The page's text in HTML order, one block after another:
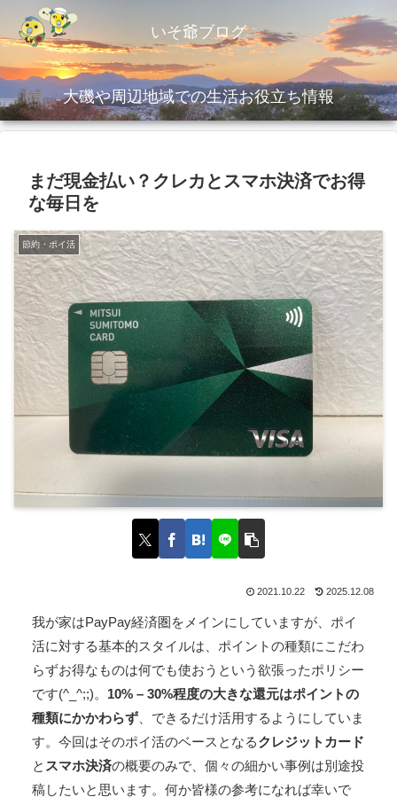
いそ爺ブログ
大磯や周辺地域での生活お役立ち情報
まだ現金払い？クレカとスマホ決済でお得
な毎日を
節約・ポイ活
2021.10.22 2025.12.08
我が家はPayPay経済圏をメインにしていますが、ポイ
活に対する基本的スタイルは、ポイントの種類にこだわ
らずお得なものは何でも使おうという欲張ったポリシー
です(^_^;;)。 10% – 30%程度の大きな還元はポイントの
種類にかかわらず 、できるだけ活用するようにしていま
す。今回はそのポイ活のベースとなるクレジットカード
と スマホ決済の概要のみで、個々の細かい事例は別途投
稿したいと思います。何か皆様の参考になれば幸いで